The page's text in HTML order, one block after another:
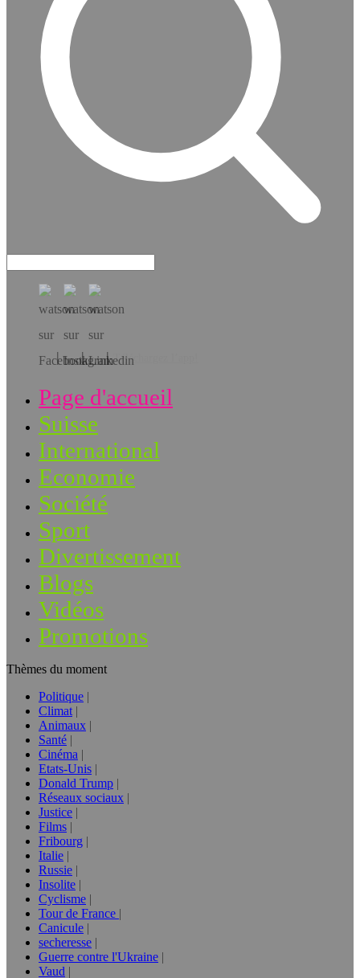
Téléchargez l’app!
Page d'accueil
Suisse
International
Economie
Société
Sport
Divertissement
Blogs
Vidéos
Promotions
Thèmes du moment
Politique
Climat
Animaux
Santé
Cinéma
Etats-Unis
Donald Trump
Réseaux sociaux
Justice
Films
Fribourg
Italie
Russie
Insolite
Cyclisme
Tour de France
Canicule
secheresse
Guerre contre l'Ukraine
Vaud